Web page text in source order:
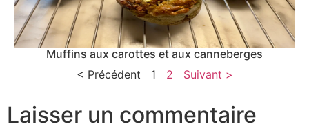
Muffins aux carottes et aux canneberges
< Précédent
1 2 Suivant >
Laisser un commentaire